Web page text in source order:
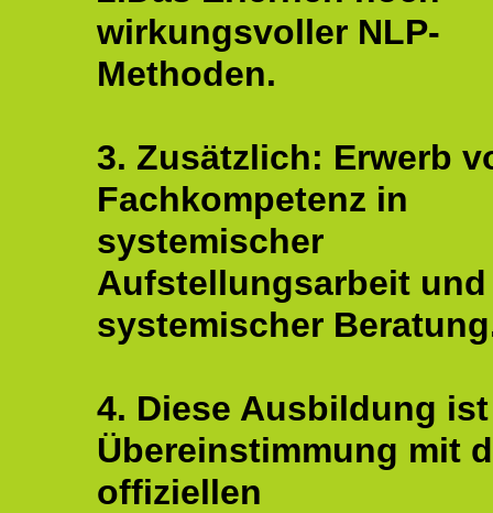
wirkungsvoller NLP-
Methoden.
3. Zusätzlich: Erwerb
Fachkompetenz in
systemischer
Aufstellungsarbeit und
systemischer
4. Diese Ausbildung
Übereinstimmung mit
offiziellen